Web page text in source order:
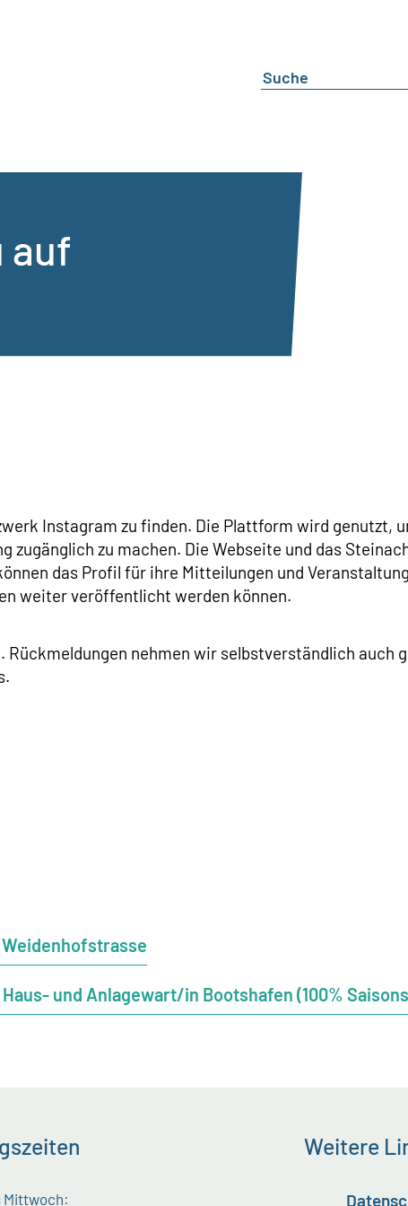
auf
Instagram zu finden. Die Plattform wird genutzt,
zugänglich zu machen. Die Webseite und das
das Profil für ihre Mitteilungen und
weiter veröffentlicht werden können.
nehmen wir selbstverständlich auch
und Anlagewart/in Bootshafen (100%
Mittwoch:
Weitere